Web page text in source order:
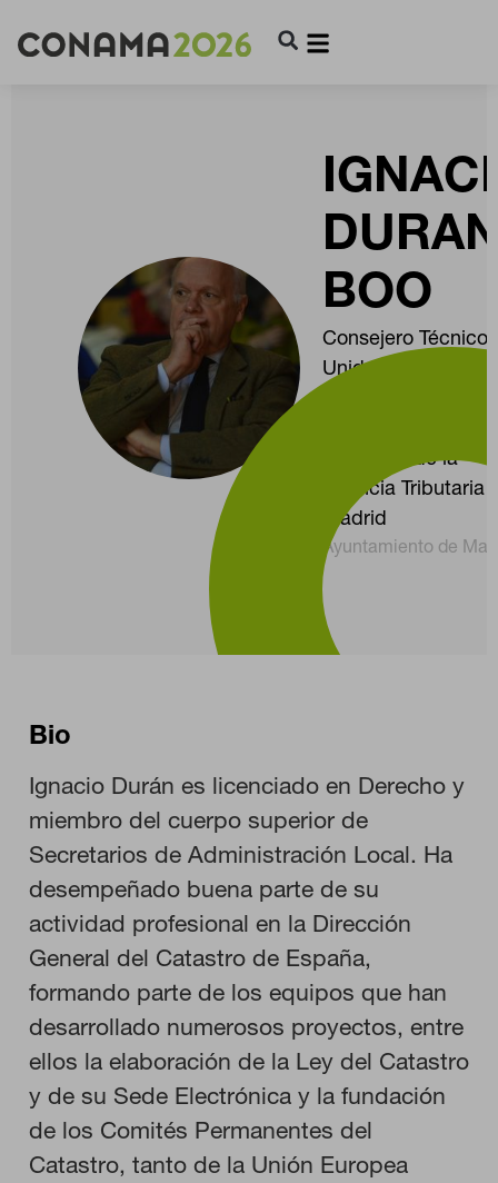
BOO
Consejero Técnico
Unidad de
Dirección de la
Agencia Tributaria
Madrid
Ayuntamiento de
Bio
Ignacio Durán es licenciado en Derecho y
miembro del cuerpo superior de
Secretarios de Administración Local. Ha
desempeñado buena parte de su
actividad profesional en la Dirección
General del Catastro de España,
formando parte de los equipos que han
desarrollado numerosos proyectos, entre
ellos la elaboración de la Ley del Catastro
y de su Sede Electrónica y la fundación
de los Comités Permanentes del
Catastro, tanto de la Unión Europea
CONFIGURACIÓN DE COOKIES
RECHAZAR TODO
HABILITAR TODO
Cookies necesarias